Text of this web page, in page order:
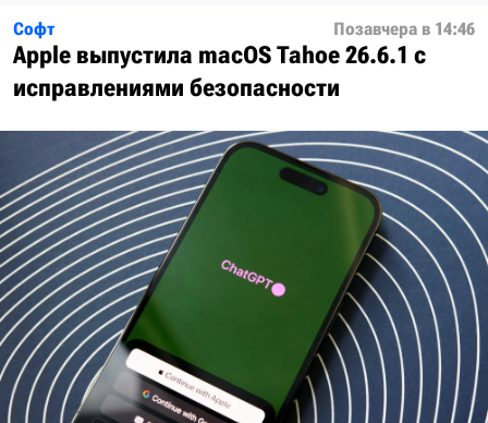
Софт Позавчера в 14:46
Apple выпустила macOS Tahoe 26.6.1 с
исправлениями безопасности